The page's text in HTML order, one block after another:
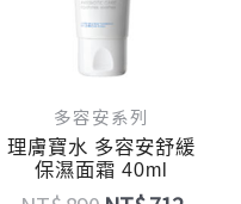
多容安系列
理膚寶水 多容安舒緩
保濕面霜 40ml